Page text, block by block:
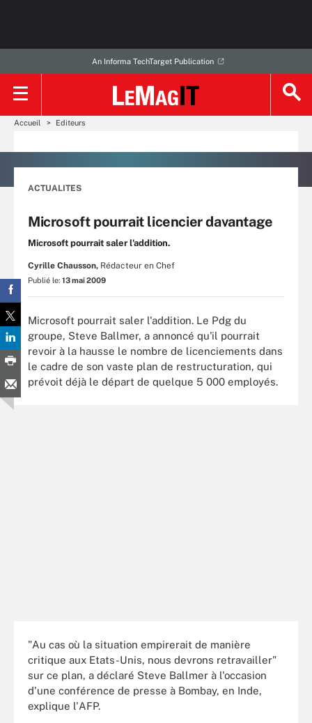
An Informa TechTarget Publication
Accueil Editeurs
ACTUALITES
Microsoft pourrait licencier davantage
Microsoft pourrait saler l'addition.
Cyrille Chausson, Rédacteur en Chef
Publié le: 13 mai 2009
Microsoft pourrait saler l'addition. Le Pdg du
groupe, Steve Ballmer, a annoncé qu'il pourrait
revoir à la hausse le nombre de licenciements dans
le cadre de son vaste plan de restructuration, qui
prévoit déjà le départ de quelque 5 000 employés.
"Au cas où la situation empirerait de manière
critique aux Etats-Unis, nous devrons retravailler"
sur ce plan, a déclaré Steve Ballmer à l'occasion
d'une conférence de presse à Bombay, en Inde,
explique l'AFP.